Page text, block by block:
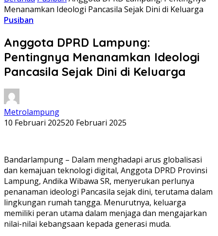
Menanamkan Ideologi Pancasila Sejak Dini di Keluarga
Pusiban
Anggota DPRD Lampung:
Pentingnya Menanamkan Ideologi
Pancasila Sejak Dini di Keluarga
Metrolampung
10 Februari 202520 Februari 2025
Bandarlampung – Dalam menghadapi arus globalisasi
dan kemajuan teknologi digital, Anggota DPRD Provinsi
Lampung, Andika Wibawa SR, menyerukan perlunya
penanaman ideologi Pancasila sejak dini, terutama dalam
lingkungan rumah tangga. Menurutnya, keluarga
memiliki peran utama dalam menjaga dan mengajarkan
nilai-nilai kebangsaan kepada generasi muda.